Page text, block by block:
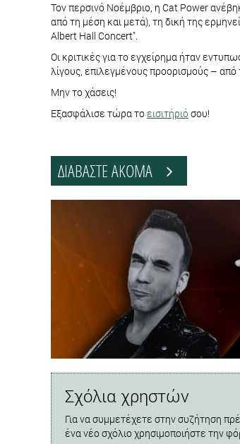
Τον περσινό Νοέμβριο, η Cat Power
από τη μέση και μετά), τη δική της
Albert Hall Concert".
Οι κριτικές για το εγχείρημα ήταν
λίγους, επιλεγμένους προορισμούς –
Μην το χάσεις!
Εξασφάλισε τώρα τοεισιτήριόσου!
ΔΙΑΒΑΣΤΕ ΑΚΟΜΑ
Σχόλια χρηστών
Για να συμμετέχετε στην συζήτηση
ένα νέο σχόλιο χρησιμοποιήστε την